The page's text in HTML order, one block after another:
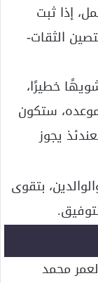
إذا ثبت
الثقات-
خطيرًا،
ستكون
يجوز
بتقوى
محمد